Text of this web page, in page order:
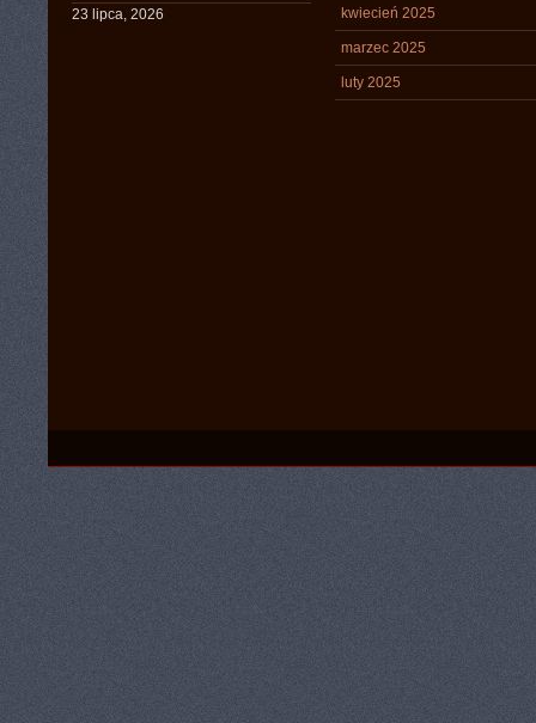
23 lipca, 2026
kwiecień 2025
marzec 2025
luty 2025